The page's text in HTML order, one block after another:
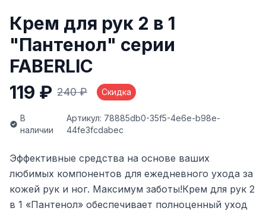
Крем для рук 2 в 1
"Пантенол" серии
FABERLIC
119 ₽ 240 ₽ Скидка
В
наличии
Артикул: 78885db0-35f5-4e6e-b98e-
44fe3fcdabec
Эффективные средства на основе ваших
любимых компонентов для ежедневного ухода за
кожей рук и ног. Максимум заботы!Крем для рук 2
в 1 «Пантенол» обеспечивает полноценный уход